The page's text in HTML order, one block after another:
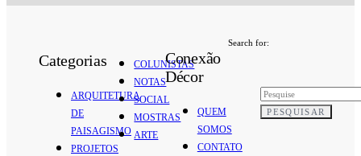
Categorias
ARQUITETURA
DE
PAISAGISMO
PROJETOS
COLUNISTAS
NOTAS
SOCIAL
MOSTRAS
ARTE
Conexão
Décor
QUEM
SOMOS
CONTATO
Search for:
PESQUISAR